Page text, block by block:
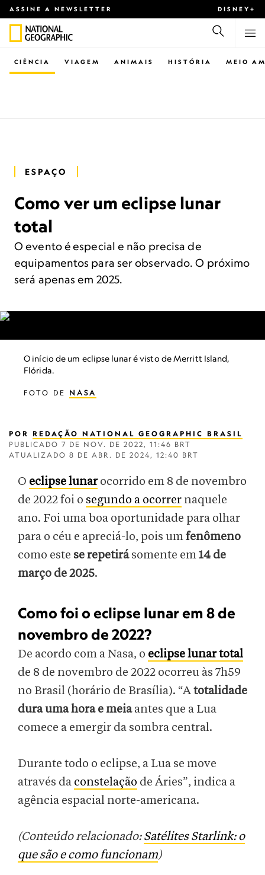
ASSINE A NEWSLETTER DISNEY+
CIÊNCIA VIAGEM ANIMAIS HISTÓRIA MEIO
ESPAÇO
Como ver um eclipse lunar
total
O evento é especial e não precisa de
equipamentos para ser observado. O próximo
será apenas em 2025.
O início de um eclipse lunar é visto de Merritt Island,
Flórida.
FOTO DE NASA
POR REDAÇÃO NATIONAL GEOGRAPHIC BRASIL
PUBLICADO 7 DE NOV. DE 2022, 11:46 BRT
ATUALIZADO 8 DE ABR. DE 2024, 12:40 BRT
O eclipse lunarocorrido em 8 de novembro
de 2022 foi o segundo a ocorrer naquele
ano. Foi uma boa oportunidade para olhar
para o céu e apreciá-lo, pois umfenômeno
como este se repetirásomente em14 de
março de 2025.
Como foi o eclipse lunar em 8 de
novembro de 2022?
De acordo com a Nasa, o eclipse lunar total
de 8 de novembro de 2022 ocorreu às 7h59
no Brasil (horário de Brasília). “Atotalidade
dura uma hora e meiaantes que a Lua
comece a emergir da sombra central.
Durante todo o eclipse, a Lua se move
através da constelação de Áries”, indica a
agência espacial norte-americana.
(Conteúdo relacionado:Satélites Starlink: o
que são e como funcionam)